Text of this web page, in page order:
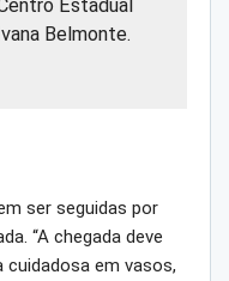
Estadual
Belmonte.
ser seguidas por
“A chegada deve
cuidadosa em vasos,